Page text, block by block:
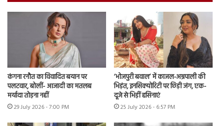
कंगना रनौत का विवादित बयान पर
पलटवार, बोलीं- आजादी का मतलब
मर्यादा तोड़ना नहीं
29 July 2026 - 7:00 PM
‘भोजपुरी बवाल’ में काजल-अम्रपाली की
भिड़ंत, इनसिक्योरिटी पर छिड़ी जंग, एक-
दूजे से भिड़ीं हसिनाएं
25 July 2026 - 6:57 PM